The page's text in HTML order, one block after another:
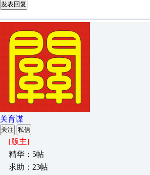
发表回复
关育谋
关注 私信
[版主]
精华：5帖
求助：23帖